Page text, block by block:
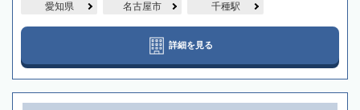
愛知県 名古屋市 千種駅
詳細を見る